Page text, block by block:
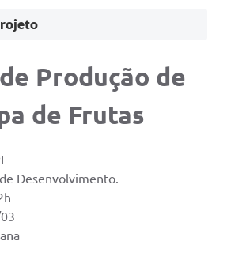
Produção de
de Frutas
Desenvolvimento.